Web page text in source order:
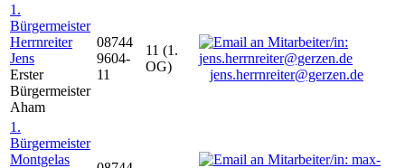
1.
Bürgermeister
Herrnreiter
Jens
Erster
Bürgermeister
Aham
08744
9604-
11
11 (1.
OG)
jens.herrnreiter@gerzen.de
1.
Bürgermeister
Montgelas